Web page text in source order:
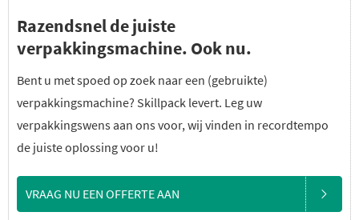
Razendsnel de juiste
verpakkingsmachine. Ook nu.
Bent u met spoed op zoek naar een (gebruikte)
verpakkingsmachine? Skillpack levert. Leg uw
verpakkingswens aan ons voor, wij vinden in recordtempo
de juiste oplossing voor u!
VRAAG NU EEN OFFERTE AAN